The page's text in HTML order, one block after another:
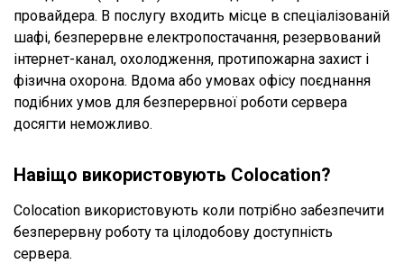
провайдера. В послугу входить місце в спеціалізованій
шафі, безперервне електропостачання, резервований
інтернет-канал, охолодження, протипожарна захист і
фізична охорона. Вдома або умовах офісу поєднання
подібних умов для безперервної роботи сервера
досягти неможливо.
Навіщо використовують Colocation?
Colocation використовують коли потрібно забезпечити
безперервну роботу та цілодобову доступність
сервера.